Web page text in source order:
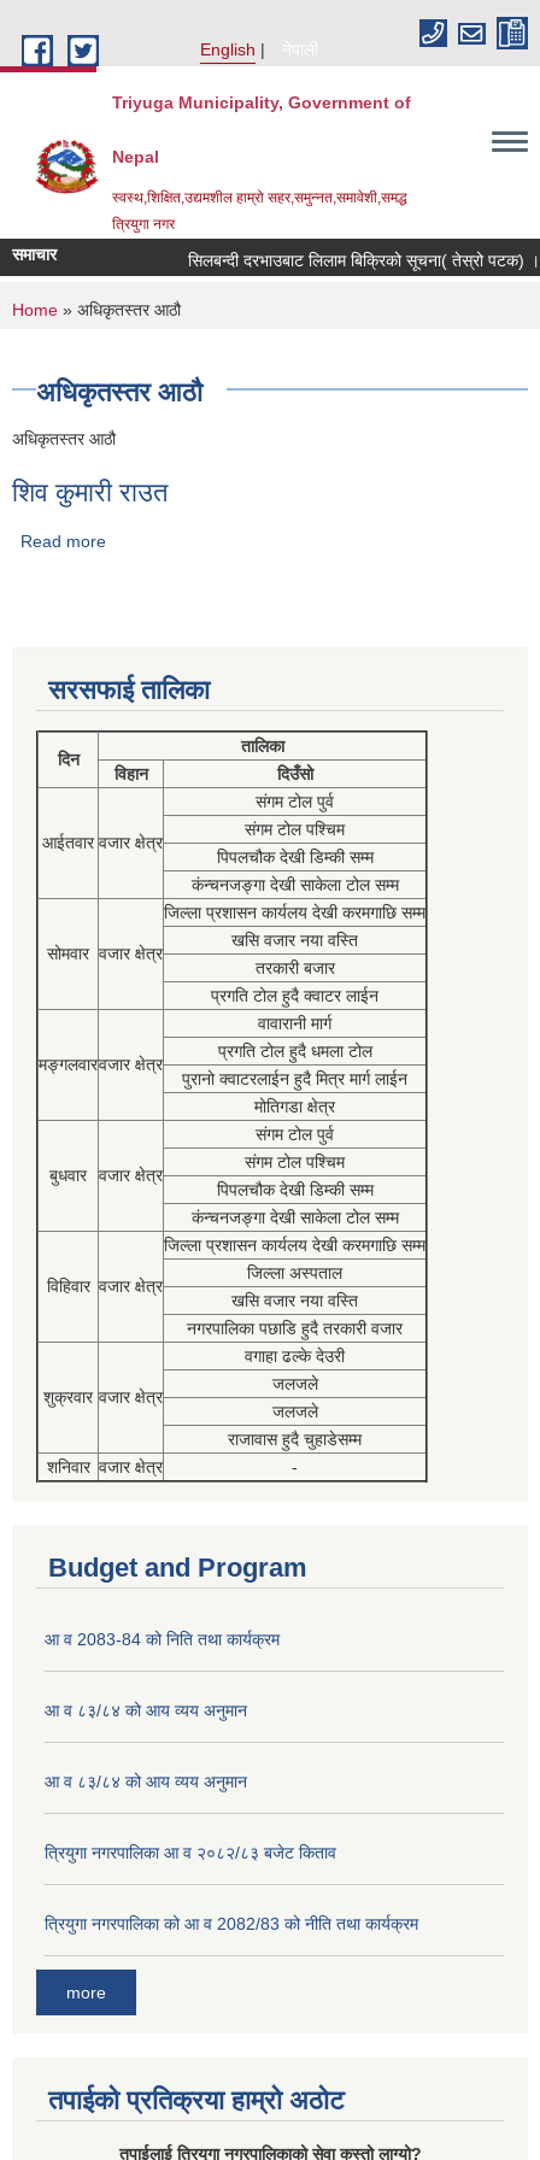
English
नेपाली
Triyuga Municipality, Government of
Nepal
स्वस्थ,शिक्षित,उद्यमशील हाम्रो सहर,समुन्नत,समावेशी,समद्ध
त्रियुगा नगर
समाचार सिलबन्दी दरभाउबाट लिलाम बिक्रिको सूचना( तेस्रो पटक) ।
You are here
Home » अधिकृतस्तर आठौ
अधिकृतस्तर आठौ
अधिकृतस्तर आठौ
शिव कुमारी राउत
Read more
सरसफाई तालिका
दिन
तालिका
विहान
दिउँसो
आईतवार वजार क्षेत्र
संगम टोल पुर्व
संगम टोल पश्चिम
पिपलचौक देखी डिम्की सम्म
कंन्चनजङ्गा देखी साकेला टोल सम्म
सोमवार वजार क्षेत्र
जिल्ला प्रशासन कार्यलय देखी करमगाछि सम्म
खसि वजार नया वस्ति
तरकारी बजार
प्रगति टोल हुदै क्वाटर लाईन
मङ्गलवारवजार क्षेत्र
वावारानी मार्ग
प्रगति टोल हुदै धमला टोल
पुरानो क्वाटरलाईन हुदै मित्र मार्ग लाईन
मोतिगडा क्षेत्र
बुधवार वजार क्षेत्र
संगम टोल पुर्व
संगम टोल पश्चिम
पिपलचौक देखी डिम्की सम्म
कंन्चनजङ्गा देखी साकेला टोल सम्म
विहिवार वजार क्षेत्र
जिल्ला प्रशासन कार्यलय देखी करमगाछि सम्म
जिल्ला अस्पताल
खसि वजार नया वस्ति
नगरपालिका पछाडि हुदै तरकारी वजार
शुक्रवार वजार क्षेत्र
वगाहा ढल्के देउरी
जलजले
जलजले
राजावास हुदै चुहाडेसम्म
शनिवार वजार क्षेत्र -
Budget and Program
आ व 2083-84 को निति तथा कार्यक्रम
आ व ८३/८४ को आय व्यय अनुमान
आ व ८३/८४ को आय व्यय अनुमान
त्रियुगा नगरपालिका आ व २०८२/८३ बजेट किताव
त्रियुगा नगरपालिका को आ व 2082/83 को नीति तथा कार्यक्रम
more
तपाईको प्रतिक्रया हाम्रो अठोट
तपाईलाई त्रियुगा नगरपालिकाको सेवा कस्तो लाग्यो?